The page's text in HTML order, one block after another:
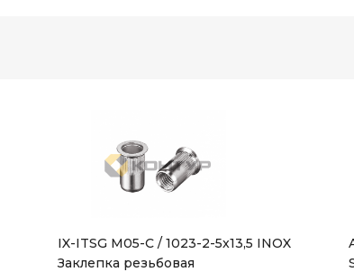
IX-ITSG M05-C / 1023-2-5x13,5 INOX
Заклепка резьбовая